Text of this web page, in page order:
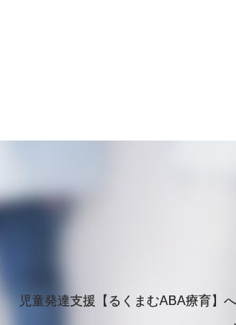
児童発達支援【るくまむABA療育】